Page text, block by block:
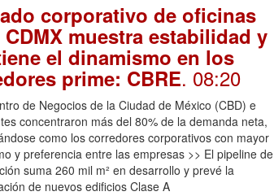
corporativo de oficinas
muestra estabilidad y
el dinamismo en los
prime: CBRE. 08:20
de Negocios de la Ciudad de México (CBD) e
concentraron más del 80% de la demanda neta,
como los corredores corporativos con mayor
y preferencia entre las empresas >> El pipeline de
suma 260 mil m² en desarrollo y prevé la
de nuevos edificios Clase A